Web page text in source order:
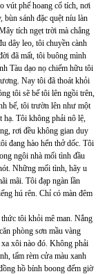
vút phế hoang cổ tích, nơi
bùn sánh đặc quệt níu làn
tích ngẹt trời mà chẳng
dây leo, tôi chuyền cành
đã mất, tôi buông mình
Tàu dạo nọ chiếm hữu tôi
Nay tôi đã thoát khỏi
tôi sẽ bế tôi lên ngồi trên,
bế, tôi trườn lên như một
hạ. Tôi không phải nô lệ,
rơi đều không gian duy
đang hào hển thở dốc. Tôi
ngôi nhà mối tình đầu
Những mối tình, hãy u
mãi. Tôi đạp ngàn lần
hú rên. Chỉ có màn đêm
tôi khỏi mê man. Nắng
phòng sơn mầu vàng
xôi nào đó. Không phải
tấm rèm cửa màu xanh
hồ bính boong đếm giờ